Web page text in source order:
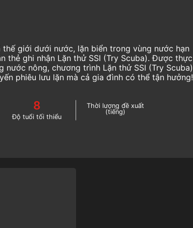
thế giới dưới nước, lặn biển trong vùng nước hạn
thẻ ghi nhận Lặn thử SSI (Try Scuba). Được thực
nước nông, chương trình Lặn thử SSI (Try Scuba)
phiêu lưu lặn mà cả gia đình có thể tận hưởng!
8
Độ tuổi tối thiểu
Thời lượng đề xuất
(tiếng)